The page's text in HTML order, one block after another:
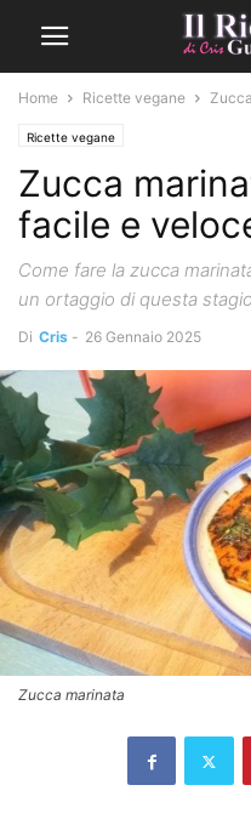
Home Ricette vegane
Ricette vegane
Zucca
facile e
Come fare la zucca
un ortaggio di questa
Di Cris - 26 Gennaio 2025
Zucca marinata